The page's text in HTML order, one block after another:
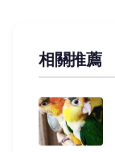
相關推薦